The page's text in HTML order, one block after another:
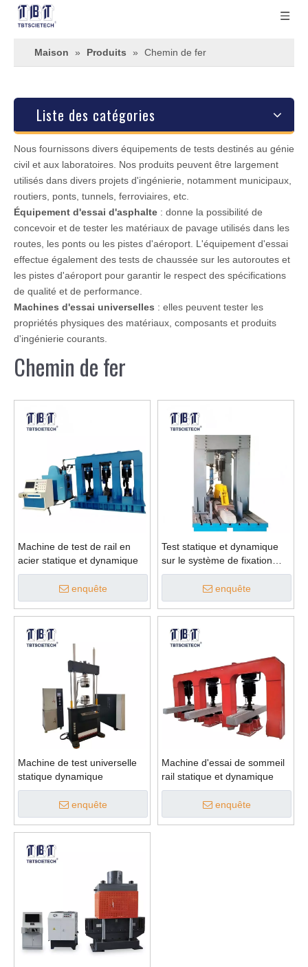
Maison » Produits » Chemin de fer
Liste des catégories
Nous fournissons divers équipements de tests destinés au génie
civil et aux laboratoires. Nos produits peuvent être largement
utilisés dans divers projets d'ingénierie, notamment municipaux,
routiers, ponts, tunnels, ferroviaires, etc.
Équipement d'essai d'asphalte : donne la possibilité de
concevoir et de tester les matériaux de pavage utilisés dans les
routes, les ponts ou les pistes d'aéroport. L'équipement d'essai
effectue également des tests de chaussée sur les autoroutes et
les pistes d'aéroport pour garantir le respect des spécifications
de qualité et de performance.
Machines d'essai universelles : elles peuvent tester les
propriétés physiques des matériaux, composants et produits
d'ingénierie courants.
Chemin de fer
Machine de test de rail en
acier statique et dynamique
enquête
Test statique et dynamique
sur le système de fixation
des rails
enquête
Machine de test universelle
statique dynamique
enquête
Machine d'essai de sommeil
rail statique et dynamique
enquête